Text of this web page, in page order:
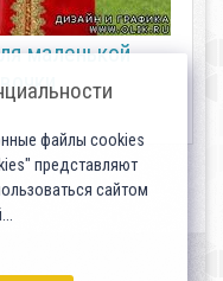
маленькой
файлы cookies
представляют
сайтом